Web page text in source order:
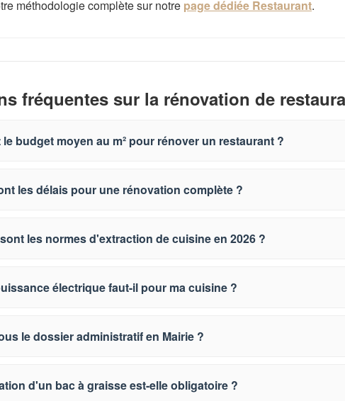
méthodologie complète sur notre page dédiée Restaurant.
fréquentes sur la rénovation de
le budget moyen au m² pour rénover un restaurant ?
les délais pour une rénovation complète ?
les normes d'extraction de cuisine en 2026 ?
électrique faut-il pour ma cuisine ?
le dossier administratif en Mairie ?
d'un bac à graisse est-elle obligatoire ?